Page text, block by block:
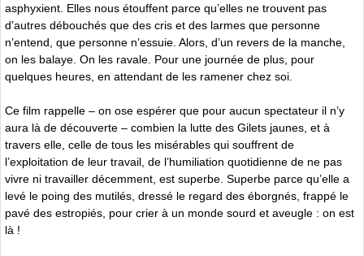
asphyxient. Elles nous étouffent parce qu’elles ne trouvent pas
d’autres débouchés que des cris et des larmes que personne
n’entend, que personne n’essuie. Alors, d’un revers de la manche,
on les balaye. On les ravale. Pour une journée de plus, pour
quelques heures, en attendant de les ramener chez soi.
Ce film rappelle – on ose espérer que pour aucun spectateur il n’y
aura là de découverte – combien la lutte des Gilets jaunes, et à
travers elle, celle de tous les misérables qui souffrent de
l’exploitation de leur travail, de l’humiliation quotidienne de ne pas
vivre ni travailler décemment, est superbe. Superbe parce qu’elle a
levé le poing des mutilés, dressé le regard des éborgnés, frappé le
pavé des estropiés, pour crier à un monde sourd et aveugle : on est
là !